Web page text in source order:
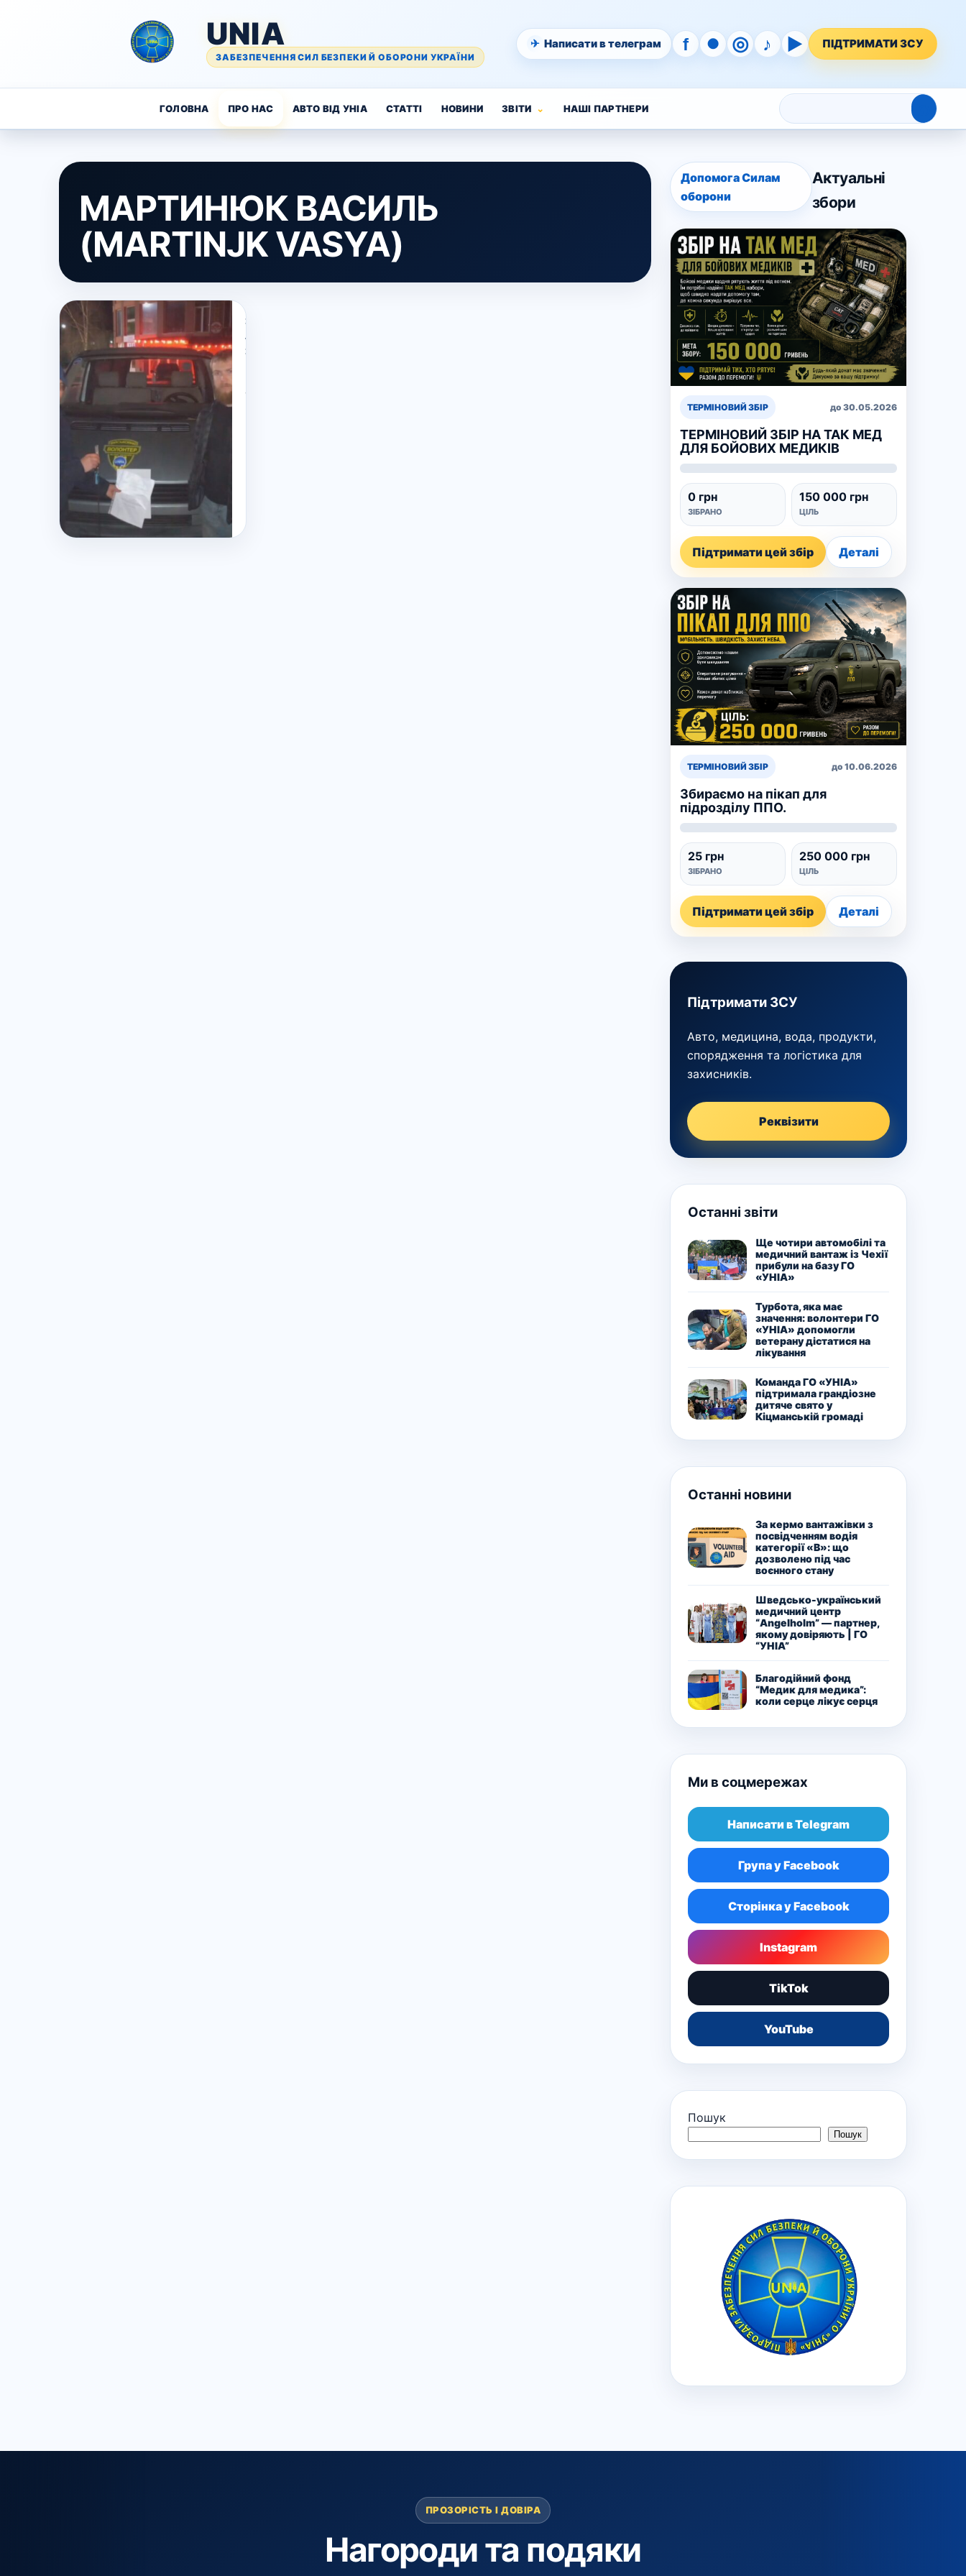
UNIA
ЗАБЕЗПЕЧЕННЯ СИЛ БЕЗПЕКИ Й ОБОРОНИ УКРАЇНИ
✈ Написати в телеграм f ● ◎ ♪ ▶ ПІДТРИМАТИ ЗСУ
ГОЛОВНА ПРО НАС АВТО ВІД УНІА СТАТТІ НОВИНИ ЗВІТИ НАШІ ПАРТНЕРИ
МАРТИНЮК ВАСИЛЬ
(MARTINJK VASYA)
2
Лютого,
2024
автомобіль
Допомога Силам
оборони
Актуальні
збори
ТЕРМІНОВИЙ ЗБІР до 30.05.2026
ТЕРМІНОВИЙ ЗБІР НА ТАК МЕД
ДЛЯ БОЙОВИХ МЕДИКІВ
0 грн
ЗІБРАНО
150 000 грн
ЦІЛЬ
Підтримати цей збір Деталі
ТЕРМІНОВИЙ ЗБІР до 10.06.2026
Збираємо на пікап для
підрозділу ППО.
25 грн
ЗІБРАНО
250 000 грн
ЦІЛЬ
Підтримати цей збір Деталі
Підтримати ЗСУ
Авто, медицина, вода, продукти,
спорядження та логістика для
захисників.
Реквізити
Останні звіти
Ще чотири автомобілі та
медичний вантаж із Чехії
прибули на базу ГО
«УНІА»
Турбота, яка має
значення: волонтери ГО
«УНІА» допомогли
ветерану дістатися на
лікування
Команда ГО «УНІА»
підтримала грандіозне
дитяче свято у
Кіцманській громаді
Останні новини
За кермо вантажівки з
посвідченням водія
категорії «В»: що
дозволено під час
воєнного стану
Шведсько-український
медичний центр
“Angelholm” — партнер,
якому довіряють | ГО
“УНІА”
Благодійний фонд
“Медик для медика”:
коли серце лікує серця
Ми в соцмережах
Написати в Telegram
Група у Facebook
Сторінка у Facebook
Instagram
TikTok
YouTube
Пошук
Пошук
ПРОЗОРІСТЬ І ДОВІРА
Нагороди та подяки